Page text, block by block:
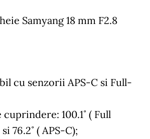
Samyang 18 mm F2.8
cu senzorii APS-C si Full-
100.1˚ ( Full
76.2˚ ( APS-C);